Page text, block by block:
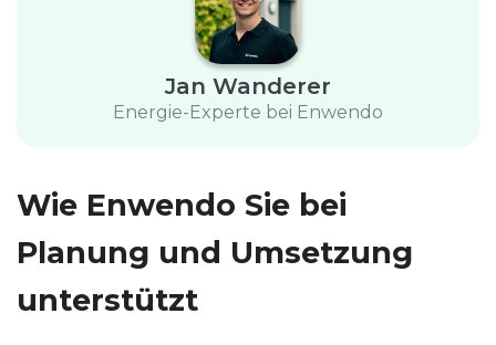
Jan Wanderer
Energie-Experte bei Enwendo
Wie Enwendo Sie bei
Planung und Umsetzung
unterstützt